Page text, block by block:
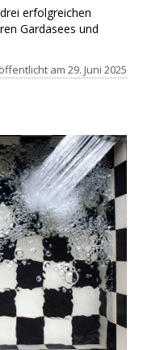
erfolgreichen
Gardasees und
am 29. Juni 2025